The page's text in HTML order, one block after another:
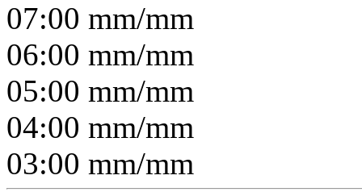
07:00 mm/mm
06:00 mm/mm
05:00 mm/mm
04:00 mm/mm
03:00 mm/mm